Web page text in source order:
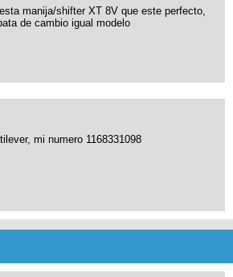
manija/shifter XT 8V que este perfecto,
de cambio igual modelo
mi numero 1168331098